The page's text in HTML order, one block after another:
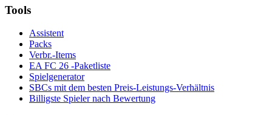
Tools
Assistent
Packs
Verbr.-Items
EA FC 26 -Paketliste
Spielgenerator
SBCs mit dem besten Preis-Leistungs-Verhältnis
Billigste Spieler nach Bewertung